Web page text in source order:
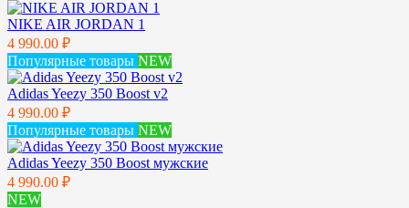
NIKE AIR JORDAN 1
4 990.00 ₽
Популярные товары NEW
Adidas Yeezy 350 Boost v2
4 990.00 ₽
Популярные товары NEW
Adidas Yeezy 350 Boost мужские
4 990.00 ₽
NEW